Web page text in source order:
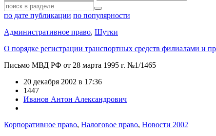
по дате публикации по популярности
Административное право, Шутки
О порядке регистрации транспортных средств филиалами и
Письмо МВД РФ от 28 марта 1995 г. №1/1465
20 декабря 2002 в 17:36
1447
Иванов Антон Александрович
Корпоративное право, Налоговое право, Новости 2002